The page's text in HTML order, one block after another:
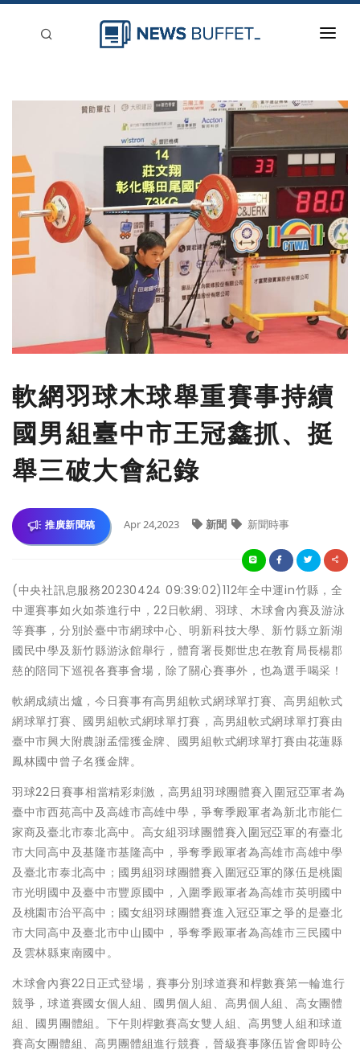
新聞稿分類
軟網羽球木球舉重賽事持續
國男組臺中市王冠鑫抓、挺
舉三破大會紀錄
推廣新聞稿 Apr 24,2023 新聞 新聞時事
(中央社訊息服務20230424 09:39:02)112年全中運in竹縣，全
中運賽事如火如荼進行中，22日軟網、羽球、木球會內賽及游泳
等賽事，分別於臺中市網球中心、明新科技大學、新竹縣立新湖
國民中學及新竹縣游泳館舉行，體育署長鄭世忠在教育局長楊郡
慈的陪同下巡視各賽事會場，除了關心賽事外，也為選手喝采！
軟網成績出爐，今日賽事有高男組軟式網球單打賽、高男組軟式
網球單打賽、國男組軟式網球單打賽，高男組軟式網球單打賽由
臺中市興大附農謝孟儒獲金牌、國男組軟式網球單打賽由花蓮縣
鳳林國中曾子名獲金牌。
羽球22日賽事相當精彩刺激，高男組羽球團體賽入圍冠亞軍者為
臺中市西苑高中及高雄市高雄中學，爭奪季殿軍者為新北市能仁
家商及臺北市泰北高中。高女組羽球團體賽入圍冠亞軍的有臺北
市大同高中及基隆市基隆高中，爭奪季殿軍者為高雄市高雄中學
及臺北市泰北高中；國男組羽球團體賽入圍冠亞軍的隊伍是桃園
市光明國中及臺中市豐原國中，入圍季殿軍者為高雄市英明國中
及桃園市治平高中；國女組羽球團體賽進入冠亞軍之爭的是臺北
市大同高中及臺北市中山國中，爭奪季殿軍者為高雄市三民國中
及雲林縣東南國中。
木球會內賽22日正式登場，賽事分別球道賽和桿數賽第一輪進行
競爭，球道賽國女個人組、國男個人組、高男個人組、高女團體
組、國男團體組。下午則桿數賽高女雙人組、高男雙人組和球道
賽高女團體組、高男團體組進行競賽，晉級賽事隊伍皆會即時公